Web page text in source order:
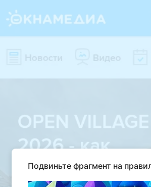
Подвиньте фрагмент на